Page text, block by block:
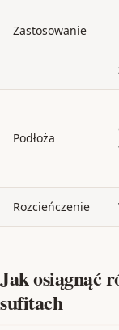
Zastosowanie
Podłoża
Rozcieńczenie
Jak osiągnąć
sufitach